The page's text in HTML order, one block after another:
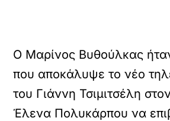
Ο Μαρίνος Βυθούλκας
που αποκάλυψε το νέο
του Γιάννη Τσιμιτσέλη
Έλενα Πολυκάρπου να